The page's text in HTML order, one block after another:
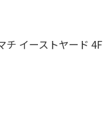
チ イーストヤード 4F